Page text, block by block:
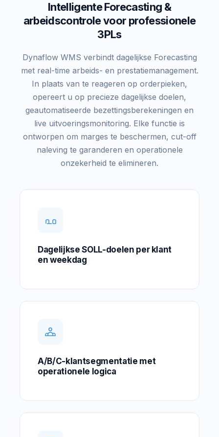
Intelligente Forecasting &
arbeidscontrole voor professionele
3PLs
Dynaflow WMS verbindt dagelijkse Forecasting
met real-time arbeids- en prestatiemanagement.
In plaats van te reageren op orderpieken,
opereert u op precieze dagelijkse doelen,
geautomatiseerde bezettingsberekeningen en
live uitvoeringsmonitoring. Elke functie is
ontworpen om marges te beschermen, cut-off
naleving te garanderen en operationele
onzekerheid te elimineren.
Dagelijkse SOLL-doelen per klant
en weekdag
A/B/C-klantsegmentatie met
operationele logica